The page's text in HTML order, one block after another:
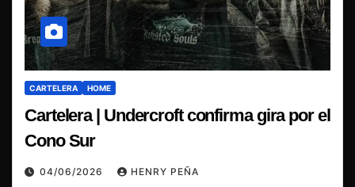
CARTELERA HOME
Cartelera | Undercroft confirma gira por el
Cono Sur
04/06/2026 HENRY PEÑA